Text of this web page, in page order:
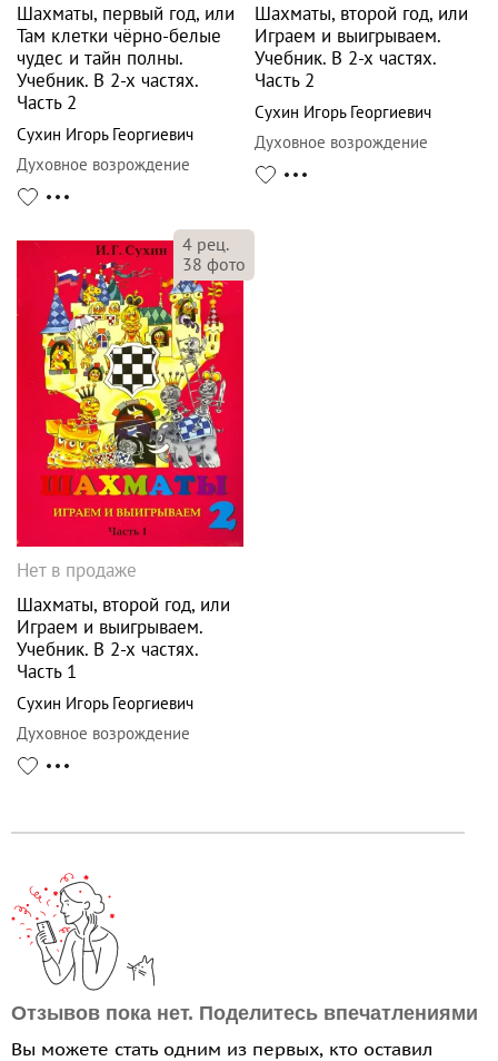
Шахматы, первый год, или
Там клетки чёрно-белые
чудес и тайн полны.
Учебник. В 2-х частях.
Часть 2
Сухин Игорь Георгиевич
Духовное возрождение
Шахматы, второй год, или
Играем и выигрываем.
Учебник. В 2-х частях.
Часть 2
Сухин Игорь Георгиевич
Духовное возрождение
4 рец.
38 фото
Нет в продаже
Шахматы, второй год, или
Играем и выигрываем.
Учебник. В 2-х частях.
Часть 1
Сухин Игорь Георгиевич
Духовное возрождение
Отзывов пока нет. Поделитесь впечатлениями
Вы можете стать одним из первых, кто оставил